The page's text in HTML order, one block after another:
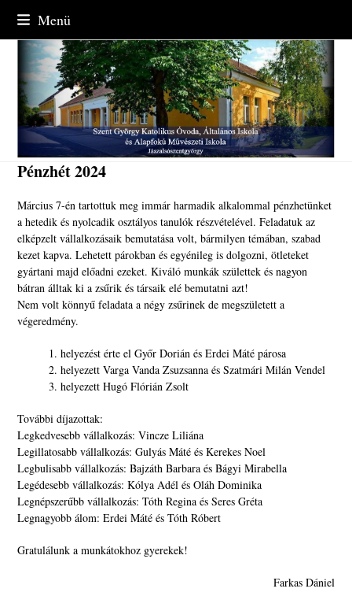
content
Menü
Pénzhét 2024
Március 7-én tartottuk meg immár harmadik alkalommal pénzhetünket
a hetedik és nyolcadik osztályos tanulók részvételével. Feladatuk az
elképzelt vállalkozásaik bemutatása volt, bármilyen témában, szabad
kezet kapva. Lehetett párokban és egyénileg is dolgozni, ötleteket
gyártani majd előadni ezeket. Kiváló munkák születtek és nagyon
bátran álltak ki a zsűrik és társaik elé bemutatni azt!
Nem volt könnyű feladata a négy zsűrinek de megszületett a
végeredmény.
1. helyezést érte el Győr Dorián és Erdei Máté párosa
2. helyezett Varga Vanda Zsuzsanna és Szatmári Milán Vendel
3. helyezett Hugó Flórián Zsolt
További díjazottak:
Legkedvesebb vállalkozás: Vincze Liliána
Legillatosabb vállalkozás: Gulyás Máté és Kerekes Noel
Legbulisabb vállalkozás: Bajzáth Barbara és Bágyi Mirabella
Legédesebb vállalkozás: Kólya Adél és Oláh Dominika
Legnépszerűbb vállalkozás: Tóth Regina és Seres Gréta
Legnagyobb álom: Erdei Máté és Tóth Róbert
Gratulálunk a munkátokhoz gyerekek!
Farkas Dániel